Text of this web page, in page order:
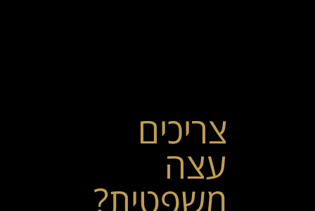
צריכים
עצה
משפטית?